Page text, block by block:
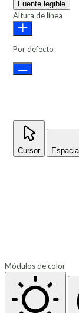
Fuente legible
Altura de línea
Por defecto
Cursor
Módulos de color